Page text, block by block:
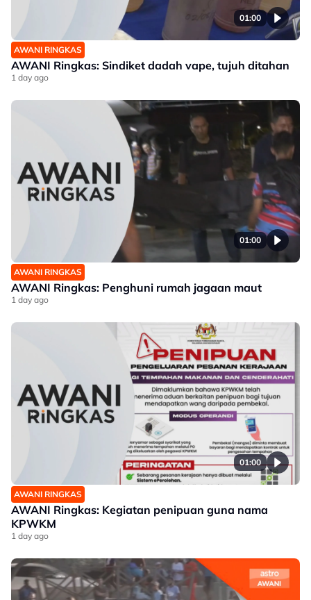
01:00
AWANI RINGKAS
AWANI Ringkas: Sindiket dadah vape, tujuh ditahan
1 day ago
01:00
AWANI RINGKAS
AWANI Ringkas: Penghuni rumah jagaan maut
1 day ago
01:00
AWANI RINGKAS
AWANI Ringkas: Kegiatan penipuan guna nama
KPWKM
1 day ago